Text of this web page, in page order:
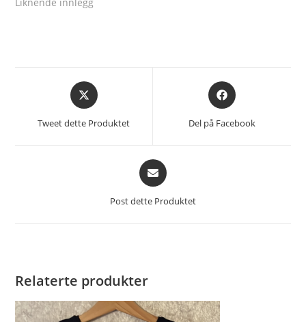
Liknende innlegg
Åpnes
i
Tweet dette Produktet
Åpnes
i
et
Del på Facebook
Åpnes
i
Post dette Produktet
Relaterte produkter